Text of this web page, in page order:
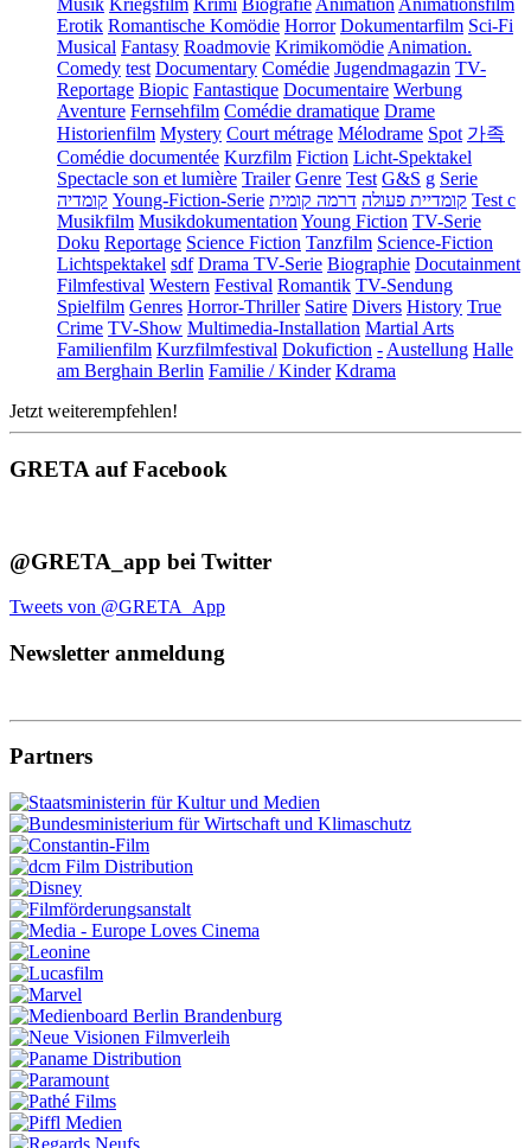
Musik Kriegsfilm Krimi BiografieAnimationAnimationsfilm
Erotik Romantische Komödie Horror Dokumentarfilm Sci-Fi
Musical Fantasy Roadmovie KrimikomödieAnimation.
Comedy test Documentary Comédie Jugendmagazin TV-
Reportage Biopic Fantastique Documentaire Werbung
Aventure Fernsehfilm Comédie dramatique Drame
Historienfilm Mystery Court métrage Mélodrame Spot 가족
Comédie documentée Kurzfilm Fiction Licht-Spektakel
Spectacle son et lumière Trailer Genre Test G&S g Serie
קומדיה Young-Fiction-Serie קומדיית פעולה דרמה קומית
Test c
Musikfilm MusikdokumentationYoung Fiction TV-Serie
Doku Reportage Science Fiction Tanzfilm Science-Fiction
Lichtspektakel sdf Drama TV-Serie Biographie Docutainment
Filmfestival Western Festival Romantik TV-Sendung
Spielfilm Genres Horror-Thriller Satire Divers History True
Crime TV-Show Multimedia-Installation Martial Arts
Familienfilm Kurzfilmfestival Dokufiction -Austellung Halle
am Berghain Berlin Familie / Kinder Kdrama
Jetzt weiterempfehlen!
GRETA auf Facebook
@GRETA_app bei Twitter
Tweets von @GRETA_App
Newsletter anmeldung
Partners